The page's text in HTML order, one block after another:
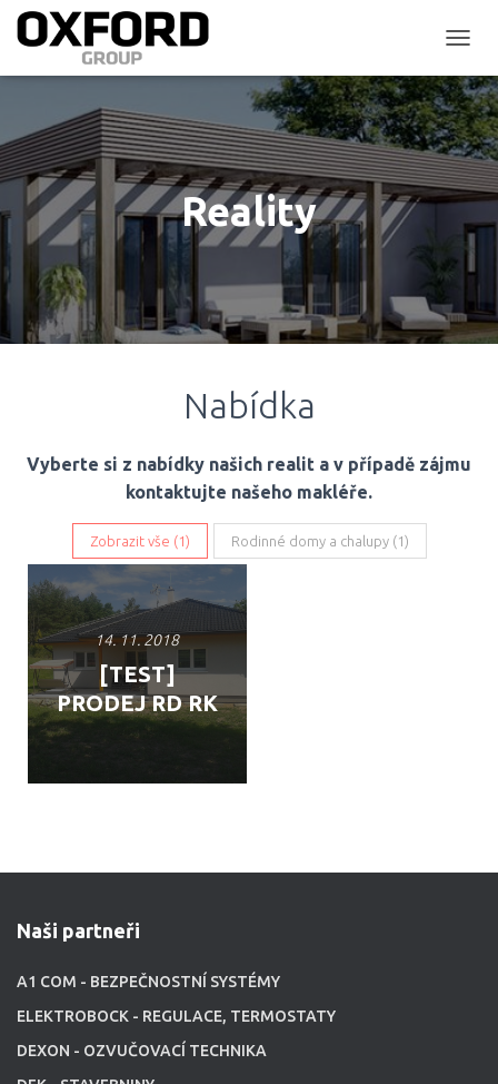
Ř
E
P
N
O
U
T
N
A
A
Reality
Nabídka
Vyberte si z nabídky našich realit a v případě zájmu
kontaktujte našeho makléře.
Zobrazit vše (1) Rodinné domy a chalupy (1)
14. 11. 2018
[TEST]
PRODEJ RD RK
Naši partneři
A1 COM - BEZPEČNOSTNÍ SYSTÉMY
ELEKTROBOCK - REGULACE, TERMOSTATY
DEXON - OZVUČOVACÍ TECHNIKA